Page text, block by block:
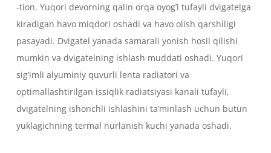
-tion. Yuqori devorning qalin orqa oyog’i tufayli dvigatelga
kiradigan havo miqdori oshadi va havo olish qarshiligi
pasayadi. Dvigatel yanada samarali yonish hosil qilishi
mumkin va dvigatelning ishlash muddati oshadi. Yuqori
sig’imli alyuminiy quvurli lenta radiatori va
optimallashtirilgan issiqlik radiatsiyasi kanali tufayli,
dvigatelning ishonchli ishlashini ta’minlash uchun butun
yuklagichning termal nurlanish kuchi yanada oshadi.